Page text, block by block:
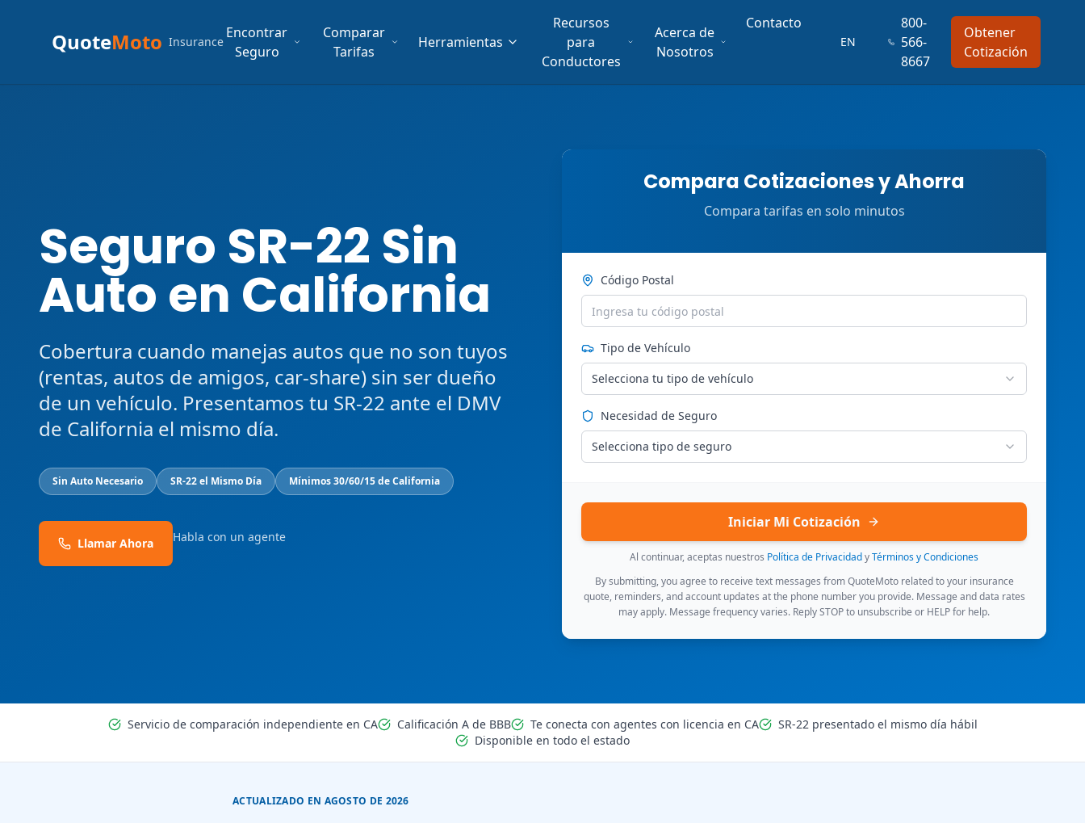
QuoteMoto Insurance
Encontrar
Seguro
Comparar
Tarifas
Herramientas
Recursos
para
Conductores
Acerca de
Nosotros
Contacto
EN
800-
566-
8667
Obtener
Cotización
Seguro SR-22 Sin
Auto en California
Cobertura cuando manejas autos que no son tuyos
(rentas, autos de amigos, car-share) sin ser dueño
de un vehículo. Presentamos tu SR-22 ante el DMV
de California el mismo día.
Sin Auto Necesario SR-22 el Mismo Día Mínimos 30/60/15 de California
Llamar Ahora Habla con un agente
Compara Cotizaciones y Ahorra
Compara tarifas en solo minutos
Código Postal
Tipo de Vehículo
Selecciona tu tipo de vehículo
Necesidad de Seguro
Selecciona tipo de seguro
Iniciar Mi Cotización
Al continuar, aceptas nuestros Política de PrivacidadyTérminos y Condiciones
By submitting, you agree to receive text messages from QuoteMoto related to your insurance
quote, reminders, and account updates at the phone number you provide. Message and data rates
may apply. Message frequency varies. Reply STOP to unsubscribe or HELP for help.
Servicio de comparación independiente en CA Calificación A de BBB Te conecta con agentes con licencia en CA
SR-22 presentado el mismo día hábil
Disponible en todo el estado
ACTUALIZADO EN AGOSTO DE 2026